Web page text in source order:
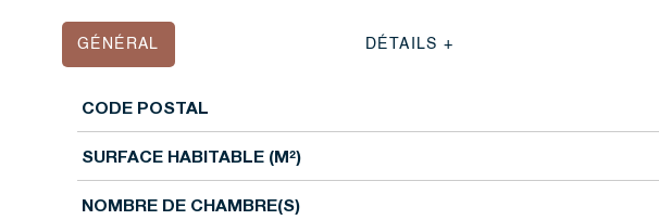
GÉNÉRAL DÉTAILS +
Caractérisque Valeurs
CODE POSTAL
SURFACE HABITABLE (M²)
NOMBRE DE CHAMBRE(S)